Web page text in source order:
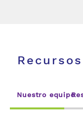
Nuestro equipo